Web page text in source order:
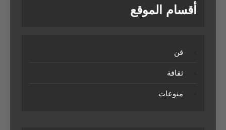
أقسام الموقع
فن
ثقافة
منوعات